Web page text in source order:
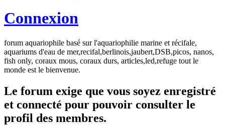
Connexion
forum aquariophile basé sur l'aquariophilie marine et récifale,
aquariums d'eau de mer,recifal,berlinois,jaubert,DSB,picos, nanos,
fish only, coraux mous, coraux durs, articles,led,refuge tout le
monde est le bienvenue.
Le forum exige que vous soyez enregistré
et connecté pour pouvoir consulter le
profil des membres.